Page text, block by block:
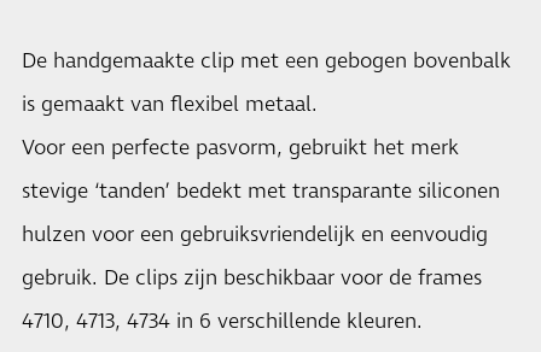
De handgemaakte clip met een gebogen bovenbalk
is gemaakt van flexibel metaal.
Voor een perfecte pasvorm, gebruikt het merk
stevige ‘tanden’ bedekt met transparante siliconen
hulzen voor een gebruiksvriendelijk en eenvoudig
gebruik. De clips zijn beschikbaar voor de frames
4710, 4713, 4734 in 6 verschillende kleuren.